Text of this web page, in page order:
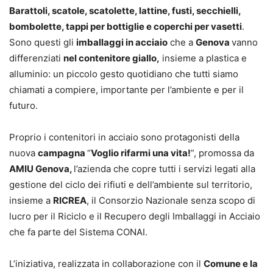
Barattoli, scatole, scatolette, lattine, fusti, secchielli,
bombolette, tappi per bottiglie e coperchi per vasetti.
Sono questi gli imballaggi in acciaio che a Genova vanno
differenziati nel contenitore giallo, insieme a plastica e
alluminio: un piccolo gesto quotidiano che tutti siamo
chiamati a compiere, importante per l’ambiente e per il
futuro.
Proprio i contenitori in acciaio sono protagonisti della
nuova campagna “Voglio rifarmi una vita!”, promossa da
AMIU Genova, l’azienda che copre tutti i servizi legati alla
gestione del ciclo dei rifiuti e dell’ambiente sul territorio,
insieme a RICREA, il Consorzio Nazionale senza scopo di
lucro per il Riciclo e il Recupero degli Imballaggi in Acciaio
che fa parte del Sistema CONAI.
L’iniziativa, realizzata in collaborazione con il Comune e la